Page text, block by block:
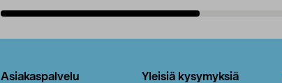
Asiakaspalvelu Yleisiä kysymyksiä